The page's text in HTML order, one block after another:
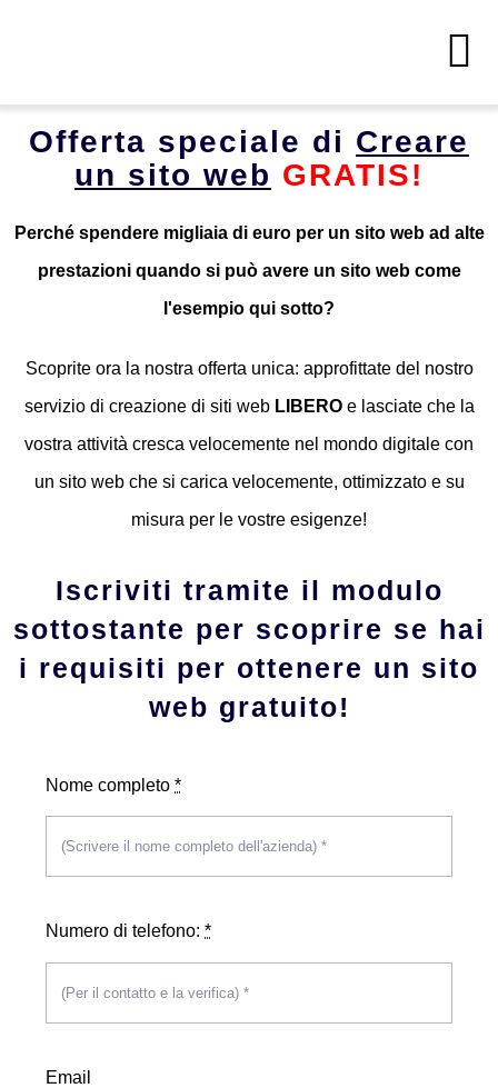
Casa
Italiano
Contatto
Offerta speciale di Creare
un sito web GRATIS!
Perché spendere migliaia di euro per un sito web ad alte
prestazioni quando si può avere un sito web come
l'esempio qui sotto?
Scoprite ora la nostra offerta unica: approfittate del nostro
servizio di creazione di siti web LIBEROe lasciate che la
vostra attività cresca velocemente nel mondo digitale con
un sito web che si carica velocemente, ottimizzato e su
misura per le vostre esigenze!
Iscriviti tramite il modulo
sottostante per scoprire se hai
i requisiti per ottenere un sito
web gratuito!
Nome completo*
Numero di telefono:*
Email